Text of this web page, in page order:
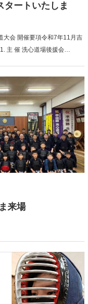
タートいたしま
大会 開催要項令和7年11月吉
主 催 洗心道場後援会…
来場